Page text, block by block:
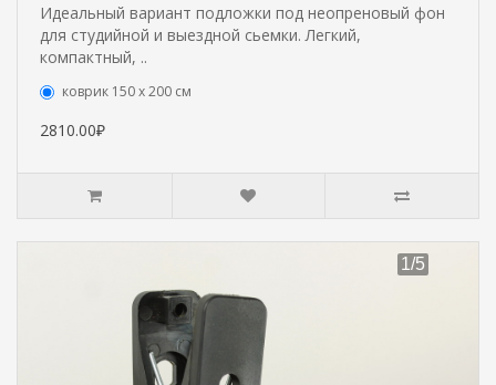
Идеальный вариант подложки под неопреновый фон
для студийной и выездной сьемки. Легкий,
компактный, ..
коврик 150 х 200 см
2810.00₽